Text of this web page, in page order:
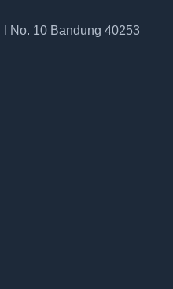
I No. 10 Bandung 40253